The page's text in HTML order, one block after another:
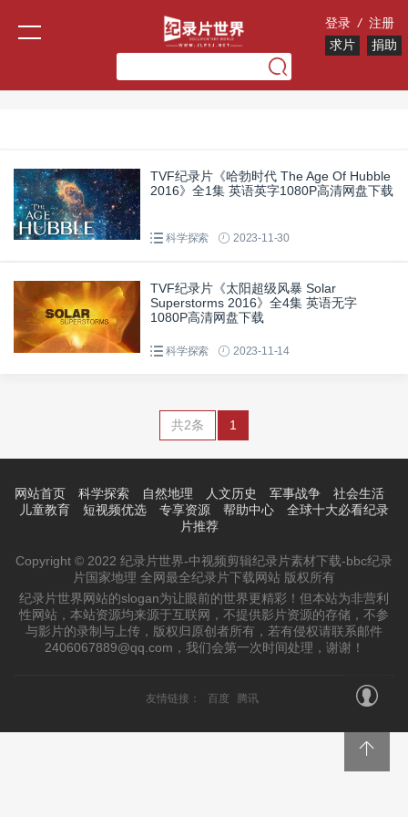
登录 / 注册
求片
捐助
TVF纪录片《哈勃时代 The Age Of Hubble
2016》全1集 英语英字1080P高清网盘下载
科学探索 2023-11-30
TVF纪录片《太阳超级风暴 Solar
Superstorms 2016》全4集 英语无字
1080P高清网盘下载
科学探索 2023-11-14
共2条 1
网站首页 科学探索 自然地理 人文历史 军事战争
社会生活
儿童教育
短视频优选 专享资源 帮助中心
全球十大必看纪录
片推荐
Copyright © 2022 纪录片世界-中视频剪辑纪录片素材下载-bbc纪录
片国家地理 全网最全纪录片下载网站 版权所有
纪录片世界网站的slogan为让眼前的世界更精彩！但本站为非营利
性网站，本站资源均来源于互联网，不提供影片资源的存储，不参
与影片的录制与上传，版权归原创者所有，若有侵权请联系邮件
2406067889@qq.com，我们会第一次时间处理，谢谢！
友情链接： 百度 腾讯